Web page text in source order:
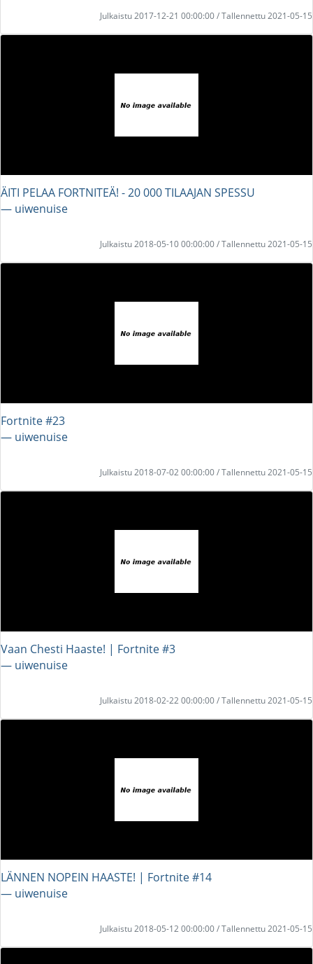
Julkaistu 2017-12-21 00:00:00 / Tallennettu 2021-05-15
ÄITI PELAA FORTNITEÄ! - 20 000 TILAAJAN SPESSU
― uiwenuise
Julkaistu 2018-05-10 00:00:00 / Tallennettu 2021-05-15
Fortnite #23
― uiwenuise
Julkaistu 2018-07-02 00:00:00 / Tallennettu 2021-05-15
Vaan Chesti Haaste! | Fortnite #3
― uiwenuise
Julkaistu 2018-02-22 00:00:00 / Tallennettu 2021-05-15
LÄNNEN NOPEIN HAASTE! | Fortnite #14
― uiwenuise
Julkaistu 2018-05-12 00:00:00 / Tallennettu 2021-05-15